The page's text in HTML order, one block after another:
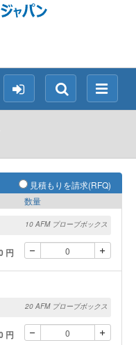
メ
ニ
検
索
ロ
グ
見積もりを請求(RFQ)
数量
10 AFM プローブボックス
円
20 AFM プローブボックス
円